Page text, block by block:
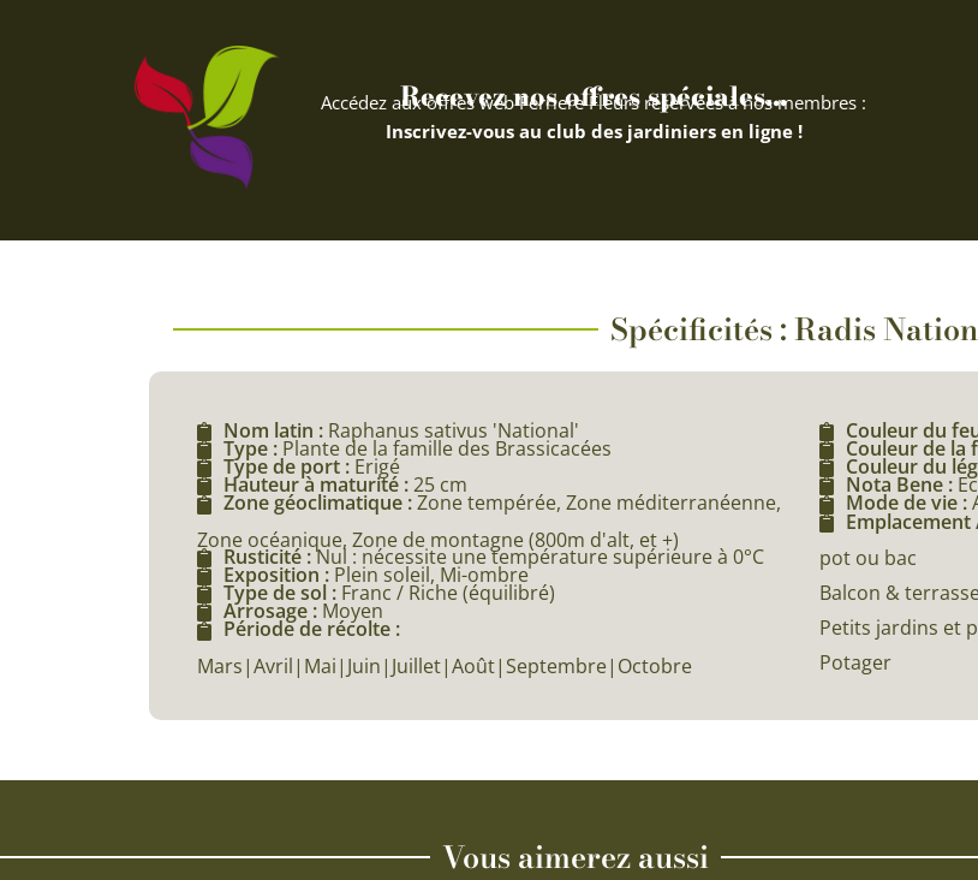
Recevez nos offres spéciales...
Accédez aux offres web Ferriere Fleurs réservées à nos membres :
Inscrivez-vous au club des jardiniers en ligne !
Spécificités : Radis
Nom latin : Raphanus sativus 'National'
Type : Plante de la famille des Brassicacées
Type de port : Erigé
Hauteur à maturité :25 cm
Zone géoclimatique :Zone tempérée, Zone méditerranéenne,
Zone océanique, Zone de montagne (800m d'alt, et +)
Rusticité :Nul : nécessite une température supérieure à 0°C
Exposition : Plein soleil, Mi-ombre
Type de sol : Franc / Riche (équilibré)
Arrosage : Moyen
Période de récolte :
Mars|Avril|Mai|Juin|Juillet|Août|Septembre|Octobre
Couleur du
Couleur de la
Couleur du
Nota Bene :
Mode de vie :
pot ou bac
Balcon &
Petits jardins et
Potager
Vous aimerez aussi